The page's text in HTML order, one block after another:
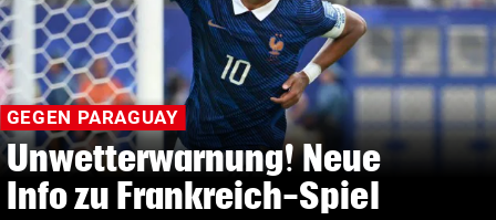
GEGEN PARAGUAY
Unwetterwarnung! Neue
Info zu Frankreich-Spiel